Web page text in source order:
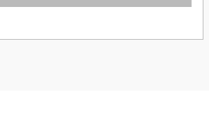
öneri formunu kullanarak tarafımıza